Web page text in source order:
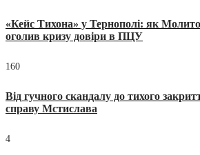
«Кейс Тихона» у Тернополі: як
оголив кризу довіри в ПЦУ
160
Від гучного скандалу до тихого
справу Мстислава
4